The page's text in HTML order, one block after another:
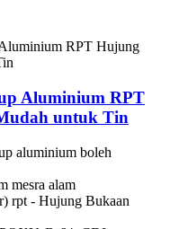
Aluminium RPT
untuk Tin
aluminium boleh
mesra alam
rpt - Hujung Bukaan